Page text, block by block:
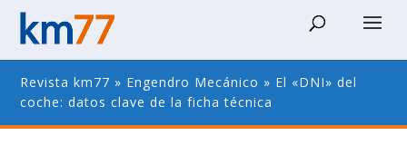
Revista km77 » Engendro Mecánico » El «DNI» del
coche: datos clave de la ficha técnica